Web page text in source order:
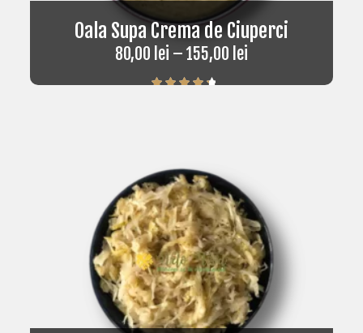
Oala Supa Crema de Ciuperci
80,00 lei – 155,00 lei